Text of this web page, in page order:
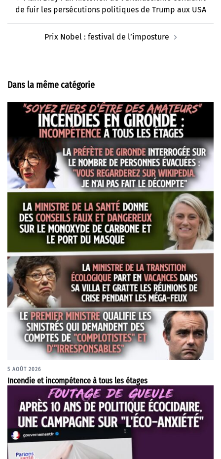
de fuir les persécutions politiques de Trump aux USA
Prix Nobel : festival de l’imposture
Dans la même catégorie
5 AOÛT 2026
Incendie et incompétence à tous les étages